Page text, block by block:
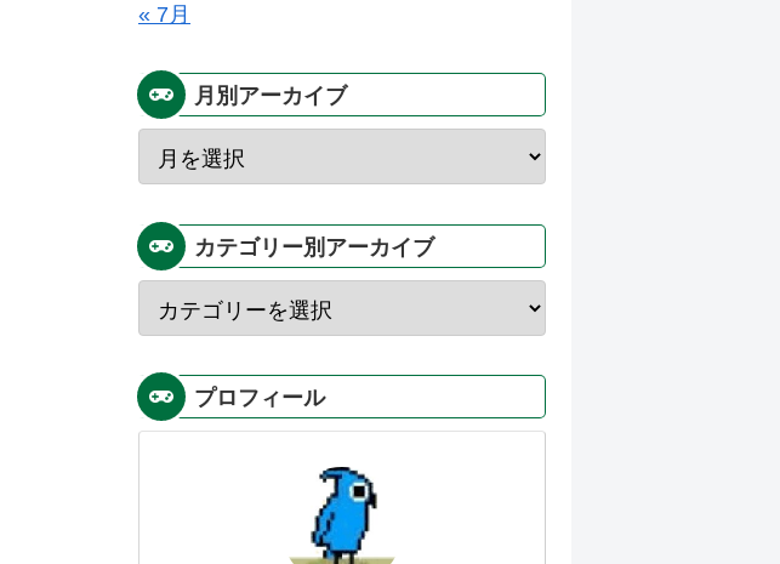
« 7月
月別アーカイブ
カテゴリー別アーカイブ
プロフィール